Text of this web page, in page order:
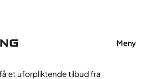
Meny
et uforpliktende tilbud fra